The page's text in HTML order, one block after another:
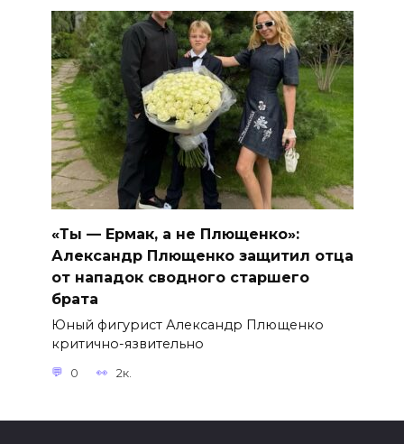
«Ты — Ермак, а не Плющенко»:
Александр Плющенко защитил отца
от нападок сводного старшего
брата
Юный фигурист Александр Плющенко
критично-язвительно
0 2к.